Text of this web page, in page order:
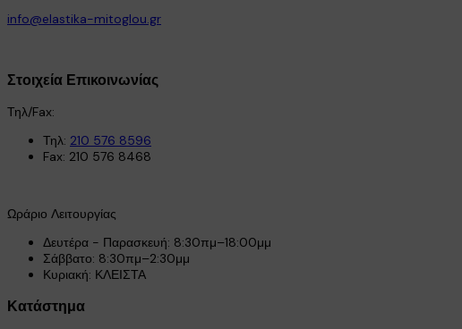
info@elastika-mitoglou.gr
Στοιχεία Επικοινωνίας
Τηλ/Fax:
Τηλ: 210 576 8596
Fax: 210 576 8468
Ωράριο Λειτουργίας
Δευτέρα - Παρασκευή: 8:30πμ–18:00μμ
Σάββατο: 8:30πμ–2:30μμ
Κυριακή: ΚΛΕΙΣΤΑ
Κατάστημα